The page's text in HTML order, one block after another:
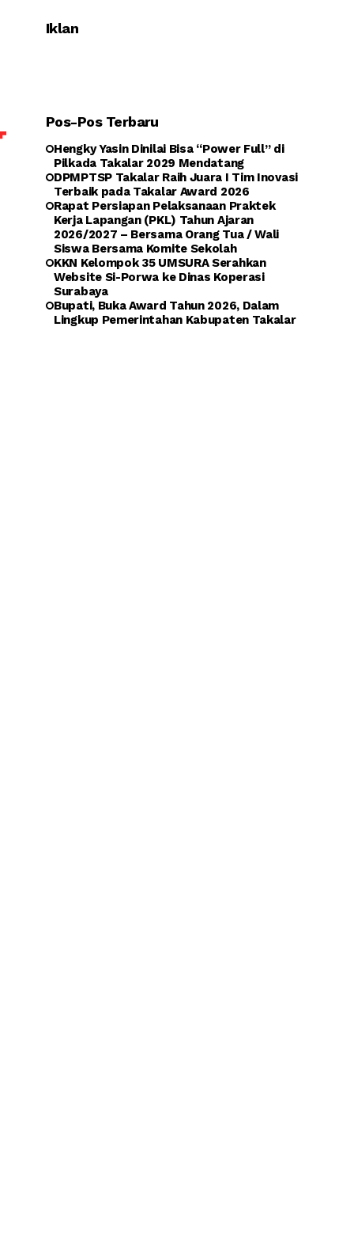
Iklan
Pos-Pos Terbaru
Hengky Yasin Dinilai Bisa “Power Full” di
Pilkada Takalar 2029 Mendatang
DPMPTSP Takalar Raih Juara I Tim Inovasi
Terbaik pada Takalar Award 2026
Rapat Persiapan Pelaksanaan Praktek
Kerja Lapangan (PKL) Tahun Ajaran
2026/2027 – Bersama Orang Tua / Wali
Siswa Bersama Komite Sekolah
KKN Kelompok 35 UMSURA Serahkan
Website Si-Porwa ke Dinas Koperasi
Surabaya
Bupati, Buka Award Tahun 2026, Dalam
Lingkup Pemerintahan Kabupaten Takalar